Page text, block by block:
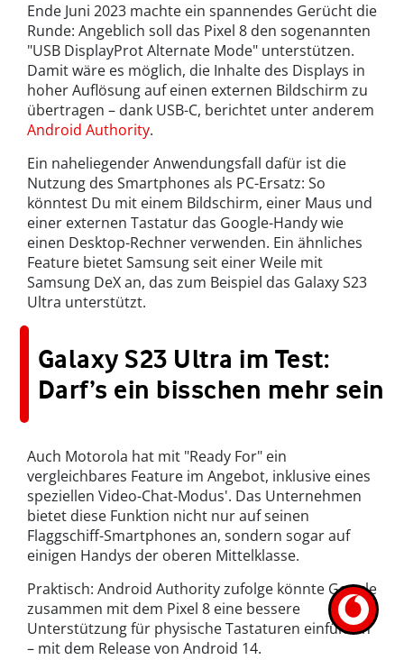
Ende Juni 2023 machte ein spannendes Gerücht die
Runde: Angeblich soll das Pixel 8 den sogenannten
"USB DisplayProt Alternate Mode" unterstützen.
Damit wäre es möglich, die Inhalte des Displays in
hoher Auflösung auf einen externen Bildschirm zu
übertragen – dank USB-C, berichtet unter anderem
Android Authority.
Ein naheliegender Anwendungsfall dafür ist die
Nutzung des Smartphones als PC-Ersatz: So
könntest Du mit einem Bildschirm, einer Maus und
einer externen Tastatur das Google-Handy wie
einen Desktop-Rechner verwenden. Ein ähnliches
Feature bietet Samsung seit einer Weile mit
Samsung DeX an, das zum Beispiel das Galaxy S23
Ultra unterstützt.
Galaxy S23 Ultra im Test:
Darf’s ein bisschen mehr sein
Auch Motorola hat mit "Ready For" ein
vergleichbares Feature im Angebot, inklusive eines
speziellen Video-Chat-Modus'. Das Unternehmen
bietet diese Funktion nicht nur auf seinen
Flaggschiff-Smartphones an, sondern sogar auf
einigen Handys der oberen Mittelklasse.
Praktisch: Android Authority zufolge könnte Google
zusammen mit dem Pixel 8 eine bessere
Unterstützung für physische Tastaturen einführen
– mit dem Release von Android 14.